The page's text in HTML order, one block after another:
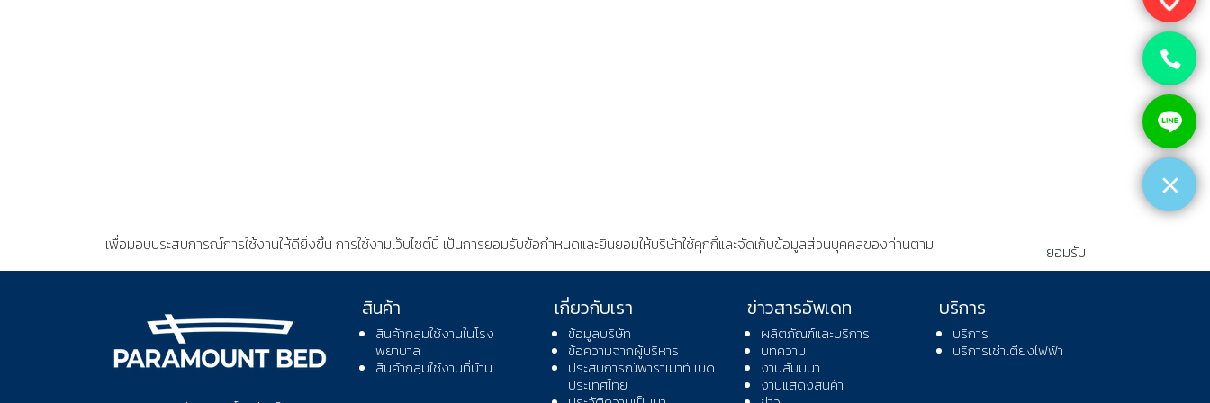
เพื่อมอบประสบการณ์การใช้งานให้ดียิ่งขึ้น การใช้งามเว็บไซต์นี้ เป็นการยอมรับข้อกำหนดและยินยอมให้บริษัทใช้คุกกี้และจัดเก็บข้อมูลส่วนบุคคลของท่านตาม
ยอมรับ
สินค้า
สินค้ากลุ่มใช้งานในโรง
พยาบาล
สินค้ากลุ่มใช้งานที่บ้าน
เกี่ยวกับเรา
ข้อมูลบริษัท
ข้อความจากผู้บริหาร
ประสบการณ์พาราเมาท์ เบด
ประเทศไทย
ข่าวสารอัพเดท
ผลิตภัณฑ์และบริการ
บทความ
งานสัมมนา
งานแสดงสินค้า
บริการ
บริการ
บริการเช่าเตียงไฟฟ้า